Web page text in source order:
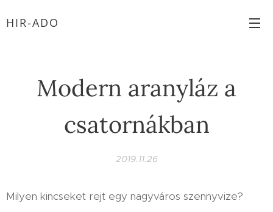
HIR-ADO
Modern aranyláz a
csatornákban
2019.11.26
Milyen kincseket rejt egy nagyváros szennyvize?